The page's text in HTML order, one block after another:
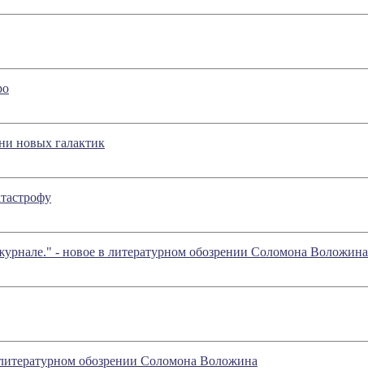
новых галактик
- новое в литературном обозрении Соломона Воложина
обозрении Соломона Воложина